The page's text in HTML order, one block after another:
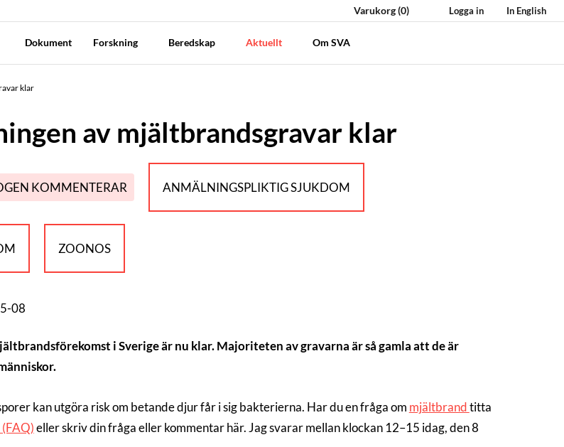
Varukorg(0) Logga in In English
Dokument Forskning Beredskap Aktuellt Om SVA
klar
av mjältbrandsgravar klar
KOMMENTERAR ANMÄLNINGSPLIKTIG SJUKDOM
ZOONOS
08
i Sverige är nu klar. Majoriteten av gravarna är så gamla att de är
kan utgöra risk om betande djur får i sig bakterierna. Har du en fråga om mjältbrandtitta
eller skriv din fråga eller kommentar här. Jag svarar mellan klockan 12–15 idag, den 8